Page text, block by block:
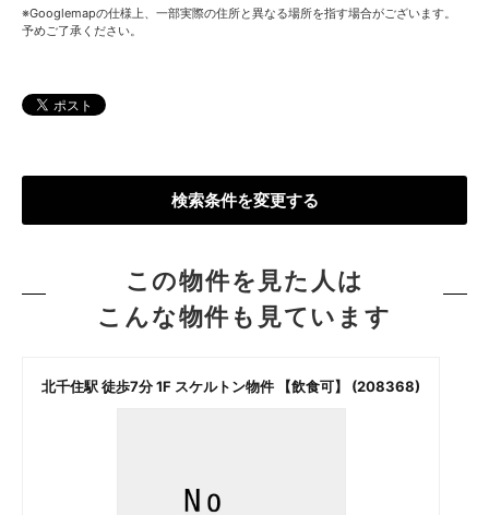
※Googlemapの仕様上、一部実際の住所と異なる場所を指す場合がございます。
予めご了承ください。
検索条件を変更する
この物件を見た人は
こんな物件も見ています
北千住駅 徒歩7分 1F スケルトン物件 【飲食可】 (208368)